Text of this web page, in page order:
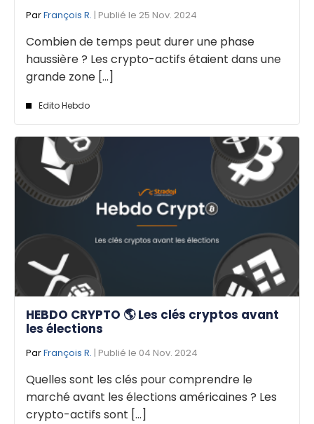
ParFrançois R. | Publié le 25 Nov. 2024
Combien de temps peut durer une phase
haussière ? Les crypto-actifs étaient dans une
grande zone [...]
Edito Hebdo
HEBDO CRYPTO 🌎 Les clés cryptos avant
les élections
ParFrançois R. | Publié le 04 Nov. 2024
Quelles sont les clés pour comprendre le
marché avant les élections américaines ? Les
crypto-actifs sont [...]